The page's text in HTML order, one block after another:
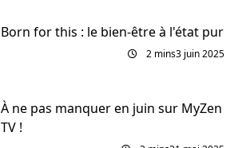
Born for this : le bien-être à l'état pur
2 mins3 juin 2025
À ne pas manquer en juin sur MyZen
TV !